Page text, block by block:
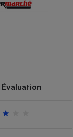
Évaluation